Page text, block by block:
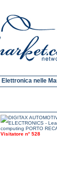
Elettronica nelle
Visitatore n° 528